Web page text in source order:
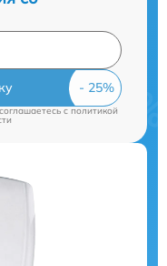
cполитикой